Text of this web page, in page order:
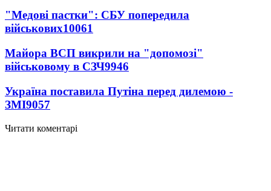
"Медові пастки": СБУ попередила
військових10061
Майора ВСП викрили на "допомозі"
військовому в СЗЧ9946
Україна поставила Путіна перед дилемою -
ЗМІ9057
Читати коментарі